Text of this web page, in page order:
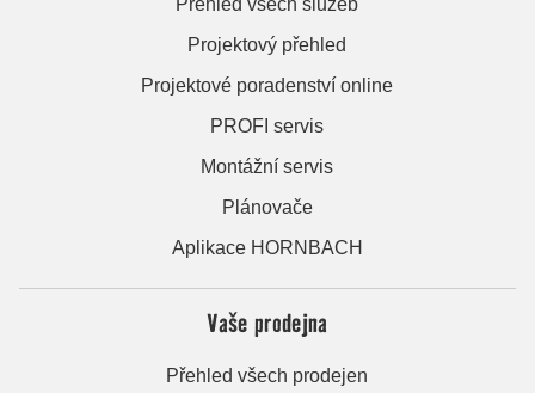
Projektový přehled
Projektové poradenství online
PROFI servis
Montážní servis
Plánovače
Aplikace HORNBACH
Vaše prodejna
Přehled všech prodejen